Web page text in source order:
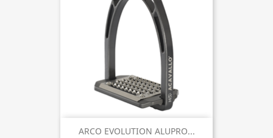
ARCO EVOLUTION ALUPRO...